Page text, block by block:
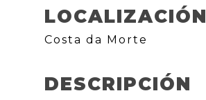
LOCALIZACIÓN
Costa da Morte
DESCRIPCIÓN